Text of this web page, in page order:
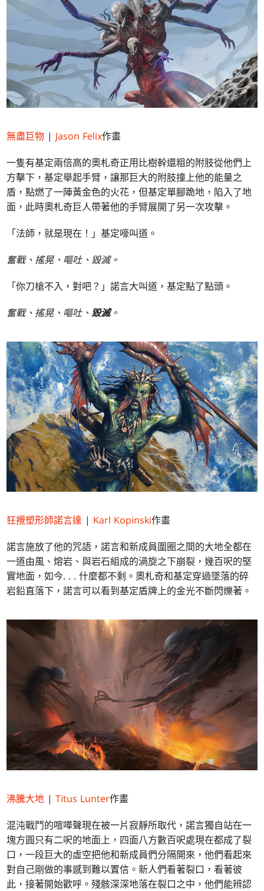
無盡巨物 | Jason Felix作畫
一隻有基定兩倍高的奧札奇正用比樹幹還粗的附肢從他們上
方擊下，基定舉起手臂，讓那巨大的附肢撞上他的能量之
盾，點燃了一陣黃金色的火花，但基定單腳跪地，陷入了地
面，此時奧札奇巨人帶著他的手臂展開了另一次攻擊。
「法師，就是現在！」基定嚎叫道。
奮戰、搖晃、嘔吐、毀滅。
「你刀槍不入，對吧？」諾言大叫道，基定點了點頭。
奮戰、搖晃、嘔吐、毀滅。
狂攪塑形師諾言達 | Karl Kopinski作畫
諾言施放了他的咒語，諾言和新成員圍圈之間的大地全都在
一道由風、熔岩、與岩石組成的渦旋之下崩裂，幾百呎的堅
實地面，如今. . . 什麼都不剩。奧札奇和基定穿過墜落的碎
岩鉛直落下，諾言可以看到基定盾牌上的金光不斷閃爍著。
沸騰大地 |Titus Lunter作畫
混沌戰鬥的喧嘩聲現在被一片寂靜所取代，諾言獨自站在一
塊方圓只有二呎的地面上，四面八方數百呎處現在都成了裂
口，一段巨大的虛空把他和新成員們分隔開來，他們看起來
對自己剛做的事感到難以置信。新人們看著裂口，看著彼
此，接著開始歡呼。殘骸深深地落在裂口之中，他們能辨認